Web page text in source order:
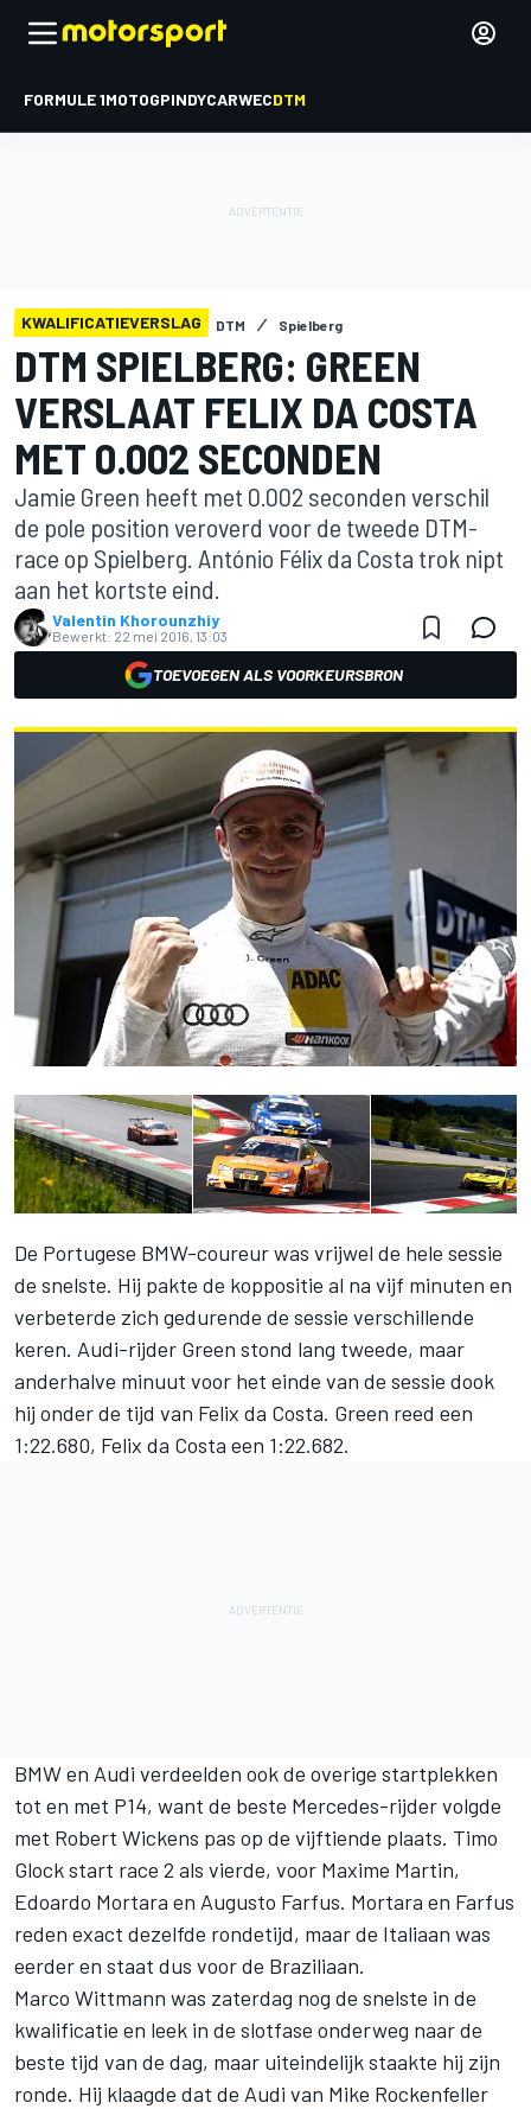
FORMULE 1MOTOGPINDYCARWECDTM
KWALIFICATIEVERSLAG DTM Spielberg
DTM SPIELBERG: GREEN
VERSLAAT FELIX DA COSTA
MET 0.002 SECONDEN
Jamie Green heeft met 0.002 seconden verschil
de pole position veroverd voor de tweede DTM-
race op Spielberg. António Félix da Costa trok nipt
aan het kortste eind.
Valentin Khorounzhiy
Bewerkt: 22 mei 2016, 13:03
TOEVOEGEN ALS VOORKEURSBRON
De Portugese BMW-coureur was vrijwel de hele sessie
de snelste. Hij pakte de koppositie al na vijf minuten en
verbeterde zich gedurende de sessie verschillende
keren. Audi-rijder Green stond lang tweede, maar
anderhalve minuut voor het einde van de sessie dook
hij onder de tijd van Felix da Costa. Green reed een
1:22.680, Felix da Costa een 1:22.682.
BMW en Audi verdeelden ook de overige startplekken
tot en met P14, want de beste Mercedes-rijder volgde
met Robert Wickens pas op de vijftiende plaats. Timo
Glock start race 2 als vierde, voor Maxime Martin,
Edoardo Mortara en Augusto Farfus. Mortara en Farfus
reden exact dezelfde rondetijd, maar de Italiaan was
eerder en staat dus voor de Braziliaan.
Marco Wittmann was zaterdag nog de snelste in de
kwalificatie en leek in de slotfase onderweg naar de
beste tijd van de dag, maar uiteindelijk staakte hij zijn
ronde. Hij klaagde dat de Audi van Mike Rockenfeller